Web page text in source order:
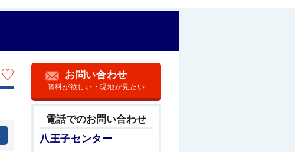
お問い合わせ
資料が欲しい・現地が見たい
電話でのお問い合わせ
八王子センター